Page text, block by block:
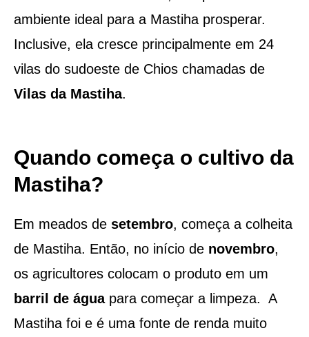
ambiente ideal para a Mastiha prosperar.
Inclusive, ela cresce principalmente em 24
vilas do sudoeste de Chios chamadas de
Vilas da Mastiha.
Quando começa o cultivo da
Mastiha?
Em meados desetembro, começa a colheita
de Mastiha. Então, no início denovembro,
os agricultores colocam o produto em um
barril de águapara começar a limpeza. A
Mastiha foi e é uma fonte de renda muito